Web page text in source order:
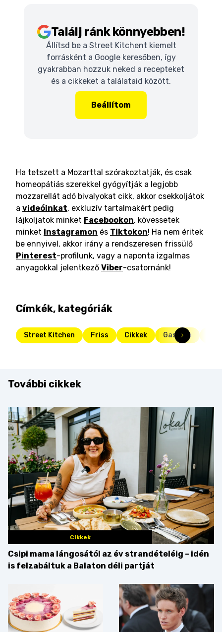
Találj ránk könnyebben!
Állítsd be a Street Kitchent kiemelt
forrásként a Google keresőben, így
gyakrabban hozzuk neked a recepteket
és a cikkeket a találataid között.
Beállítom
Ha tetszett a Mozarttal szórakoztatják, és csak
homeopátiás szerekkel gyógyítják a legjobb
mozzarellát adó bivalyokat cikk, akkor csekkoljátok
a videóinkat, exkluzív tartalmakért pedig
lájkoljatok minket Facebookon, kövessetek
minket Instagramon és Tiktokon! Ha nem éritek
be ennyivel, akkor irány a rendszeresen frissülő
Pinterest-profilunk, vagy a naponta izgalmas
anyagokkal jelentkező Viber-csatornánk!
Címkék, kategóriák
Street Kitchen Friss Cikkek Gasztro
További cikkek
Cikkek
Csipi mama lángosától az év strandételéig – idén
is felzabáltuk a Balaton déli partját